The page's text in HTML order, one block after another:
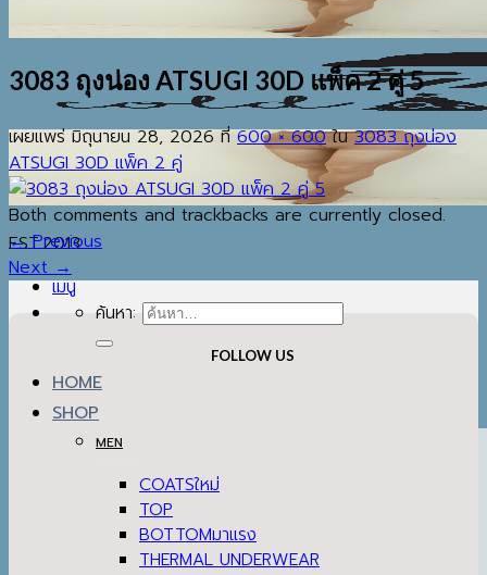
EST.2013
เมนู
ค้นหา:
HOME
SHOP
MEN
COATS
TOP
BOTTOM
THERMAL UNDERWEAR
3083 ถุงน่อง ATSUGI 30D แพ็ค 2 คู่ 5
เผยแพร่มิถุนายน 28, 2026ที่600 × 600ใน3083 ถุงน่อง
ATSUGI 30D แพ็ค 2 คู่
Both comments and trackbacks are currently closed.
←Previous
Next→
FOLLOW US